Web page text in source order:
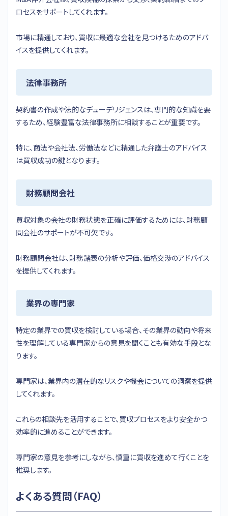
ロセスをサポートしてくれます。
市場に精通しており、買収に最適な会社を見つけるためのアドバ
イスを提供してくれます。
法律事務所
契約書の作成や法的なデューデリジェンスは、専門的な知識を要
するため、経験豊富な法律事務所に相談することが重要です。
特に、商法や会社法、労働法などに精通した弁護士のアドバイス
は買収成功の鍵となります。
財務顧問会社
買収対象の会社の財務状態を正確に評価するためには、財務顧
問会社のサポートが不可欠です。
財務顧問会社は、財務諸表の分析や評価、価格交渉のアドバイス
を提供してくれます。
業界の専門家
特定の業界での買収を検討している場合、その業界の動向や将来
性を理解している専門家からの意見を聞くことも有効な手段とな
ります。
専門家は、業界内の潜在的なリスクや機会についての洞察を提供
してくれます。
これらの相談先を活用することで、買収プロセスをより安全かつ
効率的に進めることができます。
専門家の意見を参考にしながら、慎重に買収を進めて行くことを
推奨します。
よくある質問（FAQ）